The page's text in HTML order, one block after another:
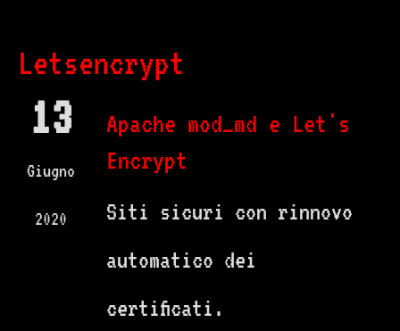
Letsencrypt
13
Giugno
2020
Apache mod_md e Let's
Encrypt
Siti sicuri con rinnovo
automatico dei
certificati.